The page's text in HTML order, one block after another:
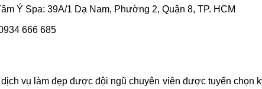
Ý Spa: 39A/1 Dạ Nam, Phường 2, Quận 8, TP. HCM
666 685
dịch vụ làm đẹp được đội ngũ chuyên viên được tuyển